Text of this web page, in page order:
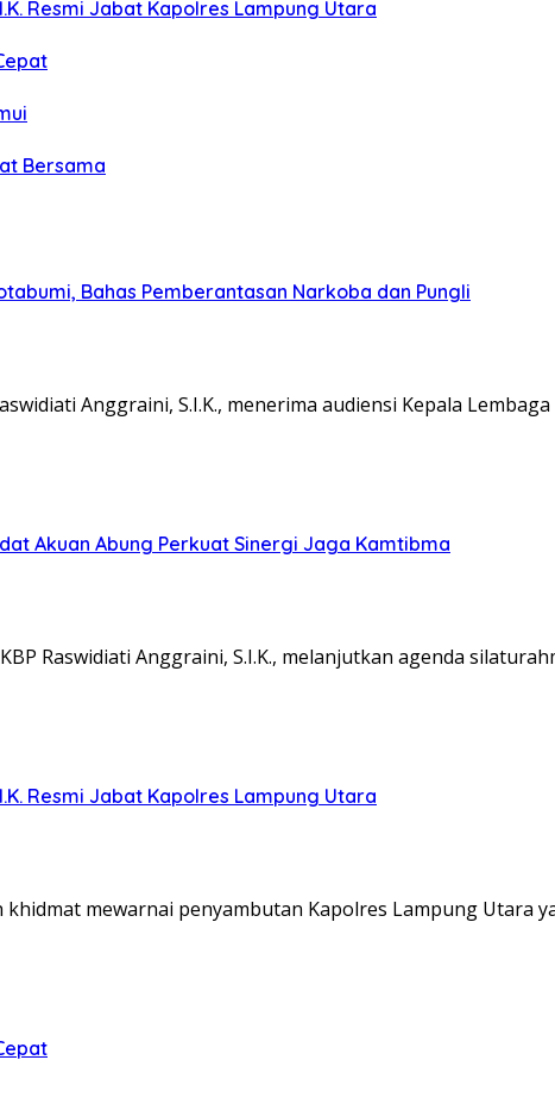
Resmi Jabat Kapolres Lampung Utara
Bersama
Bahas Pemberantasan Narkoba dan Pungli
Anggraini, S.I.K., menerima audiensi Kepala
Akuan Abung Perkuat Sinergi Jaga Kamtibma
Raswidiati Anggraini, S.I.K., melanjutkan agenda
Resmi Jabat Kapolres Lampung Utara
mewarnai penyambutan Kapolres Lampung Utara